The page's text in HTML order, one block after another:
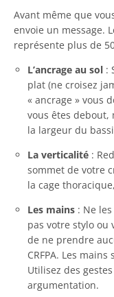
Avant même que
envoie un message.
représente plus de
L’ancrage au sol :
plat (ne croisez
« ancrage » vous
vous êtes debout,
la largeur du
La verticalité :
sommet de votre
la cage
Les mains : Ne
pas votre stylo ou
de ne prendre
CRFPA. Les
Utilisez des
argumentation.